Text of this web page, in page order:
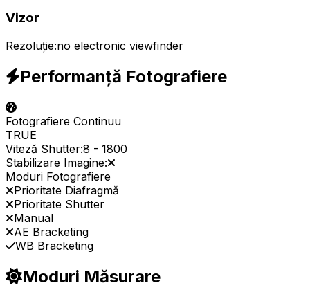
Vizor
Rezoluție:no electronic viewfinder
Performanță Fotografiere
Fotografiere Continuu
TRUE
Viteză Shutter:8 - 1800
Stabilizare Imagine:
Moduri Fotografiere
Prioritate Diafragmă
Prioritate Shutter
Manual
AE Bracketing
WB Bracketing
Moduri Măsurare